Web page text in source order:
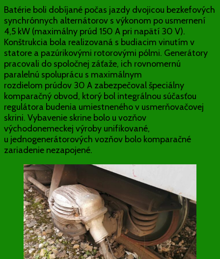
Batérie boli dobíjané počas jazdy dvojicou bezkefových
synchrónnych alternátorov s výkonom po usmernení
4,5 kW (maximálny prúd 150 A pri napätí 30 V).
Konštrukcia bola realizovaná s budiacim vinutím v
statore a pazúrikovými rotorovými pólmi. Generátory
pracovali do spoločnej záťaže, ich rovnomernú
paralelnú spoluprácu s maximálnym
rozdielom prúdov 30 A zabezpečoval špeciálny
komparačný obvod, ktorý bol integrálnou súčasťou
regulátora budenia umiestneného v usmerňovačovej
skrini. Vybavenie skrine bolo u vozňov
východonemeckej výroby unifikované,
u jednogenerátorových vozňov bolo komparačné
zariadenie nezapojené.